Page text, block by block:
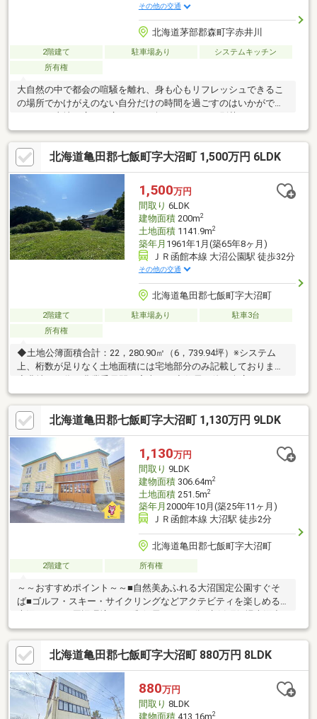
その他の交通
北海道茅部郡森町字赤井川
2階建て 駐車場あり
システムキッチン
所有権
大自然の中で都会の喧騒を離れ、身も心もリフレッシュできるこ
の場所でかけがえのない自分だけの時間を過ごすのはいかがでし
シ、定住でもヨシの物件です！荷物はまだ少しありますが、ご希
望の方には家具などをお譲りすることも可能です！（新築時にス
ウェーデンハウスさんからプレゼントされた家具もございます）
管理もしっかりした分譲地ですので、管理事務所には管理人さん
がいらっしゃるので安心ですね！■大沼湖畔緑の村分譲地による
建築制限あり（建ぺい率１０％以下、建築物は２階以下など）■
緑の村管理費：【更地】年額１２，２４０円（税別）、
北海道亀田郡七飯町字大沼町 1,500万円 6LDK
1,500万円
間取り 6LDK
建物面積200m2
土地面積1141.9m2
築年月 1961年1月(築65年8ヶ月)
ＪＲ函館本線 大沼公園駅 徒歩32分
その他の交通
北海道亀田郡七飯町字大沼町
2階建て 駐車場あり
駐車3台
所有権
◆土地公簿面積合計：22，280.90㎡（6，739.94坪）※システム
上、桁数が足りなく土地面積には宅地部分のみ記載しております
◆農地ある為、農業委員間の審査あり◆住居の他に倉庫：７９．
３３㎡・家屋：１９．２５㎡あり【土地内訳】宅地：１１４１．
９㎡・畑：６６２９㎡・田：７３２５㎡・原野：３５７９㎡・雑
種地：１２９５㎡・山林：２３１１㎡
北海道亀田郡七飯町字大沼町 1,130万円 9LDK
1,130万円
間取り 9LDK
建物面積306.64m2
土地面積251.5m2
築年月 2000年10月(築25年11ヶ月)
ＪＲ函館本線 大沼駅 徒歩2分
北海道亀田郡七飯町字大沼町
2階建て 所有権
～～おすすめポイント～～■自然美あふれる大沼国定公園すぐそ
ば■ゴルフ・スキー・サイクリングなどアクテビティを楽しめる
張所・・・12分■セブンイレブン・・・15分 ▼▼ 打ち合わせ・
見学プランご用意しております ▼▼ ＜探し始めの方向け＞
しっかりコース(1h~)/サクッとコース(0.5h~) 詳しくは物件詳
細下段の「イベント情報」をご覧ください。
北海道亀田郡七飯町字大沼町 880万円 8LDK
880万円
間取り 8LDK
建物面積413.16m2